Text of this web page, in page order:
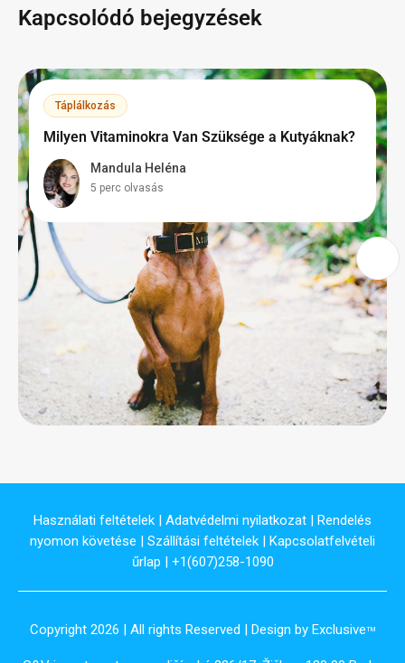
Kapcsolódó bejegyzések
Táplálkozás
Milyen Vitaminokra Van Szüksége a Kutyáknak?
Mandula Heléna
5 perc olvasás
Használati feltételek | Adatvédelmi nyilatkozat | Rendelés
nyomon követése | Szállítási feltételek | Kapcsolatfelvételi
űrlap | +1(607)258-1090
Copyright 2026 | All rights Reserved | Design by ExclusiveTM